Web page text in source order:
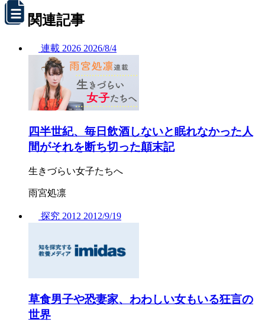
関連記事
連載 2026 2026/8/4
四半世紀、毎日飲酒しないと眠れなかった人
間がそれを断ち切った顛末記
生きづらい女子たちへ
雨宮処凛
探究 2012 2012/9/19
草食男子や恐妻家、わわしい女もいる狂言の
世界